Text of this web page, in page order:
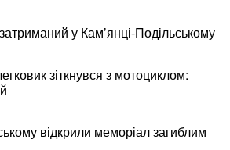
у Кам’янці-Подільському
зіткнувся з мотоциклом:
відкрили меморіал загиблим